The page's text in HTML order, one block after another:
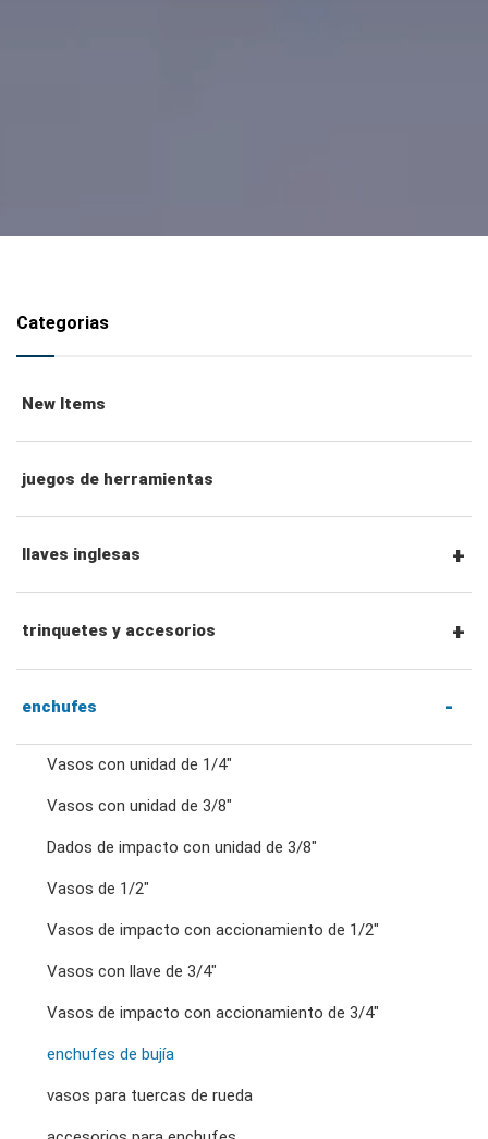
Categorias
New Items
juegos de herramientas
llaves inglesas
llaves combinadas
llaves de trinquete combinadas
llaves de doble estrella
llaves de trinquete de doble anillo
llaves de doble boca
trinquetes y accesorios
Trinquetes con accionamiento hexagonal de
Mangos y trinquetes con accionamiento de 1/4"
Accesorios para accionamiento de 1/4"
Accesorios para accionamiento de 3/8"
Trinquetes y mangos con accionamiento de
enchufes
Vasos con unidad de 1/4"
Vasos con unidad de 3/8"
Dados de impacto con unidad de 3/8"
Vasos de 1/2"
Vasos de impacto con accionamiento de 1/2"
Vasos con llave de 3/4"
Vasos de impacto con accionamiento de 3/4"
enchufes de bujía
vasos para tuercas de rueda